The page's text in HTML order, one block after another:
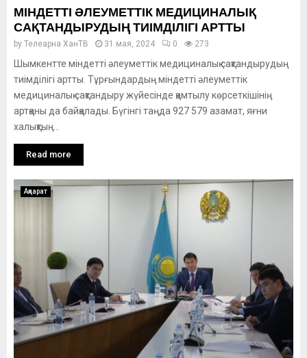
МІНДЕТТІ ӘЛЕУМЕТТІК МЕДИЦИНАЛЫҚ
САҚТАНДЫРУДЫҢ ТИІМДІЛІГІ АРТТЫ
by Телеарна ХанТВ 31 мая, 2024 0 273
Шымкентте міндетті әлеуметтік медициналық сақтандырудың
тиімділігі артты. Тұрғындардың міндетті әлеуметтік
медициналық сақтандыру жүйесінде қамтылу көрсеткішінің
артқаны да байқалады. Бүгінгі таңда 927 579 азамат, яғни
халықтың...
Read more
Ақпарат